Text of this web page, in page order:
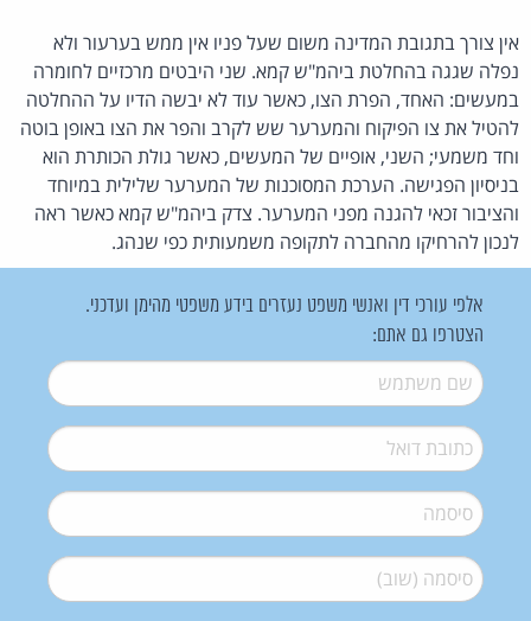
אין צורך בתגובת המדינה משום שעל פניו אין ממש בערעור ולא
נפלה שגגה בהחלטת ביהמ"ש קמא. שני היבטים מרכזיים לחומרה
במעשים: האחד, הפרת הצו, כאשר עוד לא יבשה הדיו על ההחלטה
להטיל את צו הפיקוח והמערער שש לקרב והפר את הצו באופן בוטה
וחד משמעי; השני, אופיים של המעשים, כאשר גולת הכותרת הוא
בניסיון הפגישה. הערכת המסוכנות של המערער שלילית במיוחד
והציבור זכאי להגנה מפני המערער. צדק ביהמ"ש קמא כאשר ראה
לנכון להרחיקו מהחברה לתקופה משמעותית כפי שנהג.
אלפי עורכי דין ואנשי משפט נעזרים בידע משפטי מהימן ועדכני.
הצטרפו גם אתם:
שם משתמש*
דואל*
סיסמה*
סיסמה (שוב)*